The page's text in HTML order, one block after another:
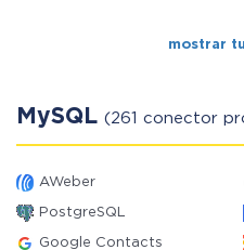
mostrar
MySQL (261 conector
AWeber
PostgreSQL
Google Contacts